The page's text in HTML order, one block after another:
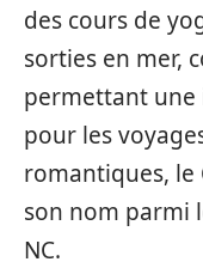
des cours de
sorties en mer,
permettant une
pour les
romantiques, le
son nom parmi
NC.